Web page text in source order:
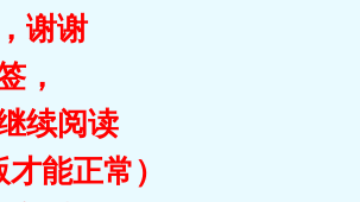
谢谢
，
续阅读
能正常）